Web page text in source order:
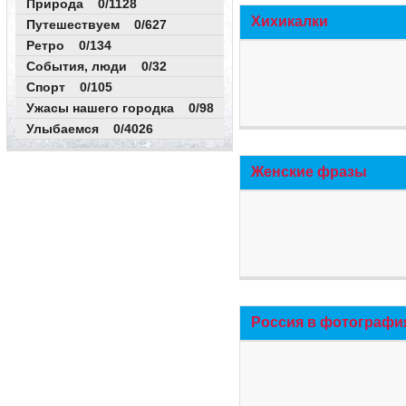
Природа 0/1128
Путешествуем 0/627
Ретро 0/134
События, люди 0/32
Спорт 0/105
Ужасы нашего городка 0/98
Улыбаемся 0/4026
Хихикалки
Женские фразы
Россия в